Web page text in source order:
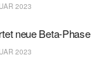
2023
neue Beta-Phase
2023